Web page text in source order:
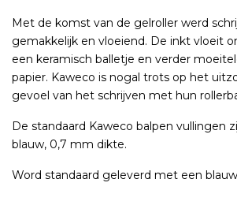
Met de komst van de gelroller werd
gemakkelijk en vloeiend. De inkt vloeit
een keramisch balletje en verder
papier. Kaweco is nogal trots op het
gevoel van het schrijven met hun
De standaard Kaweco balpen vullingen
blauw, 0,7 mm dikte.
Word standaard geleverd met een